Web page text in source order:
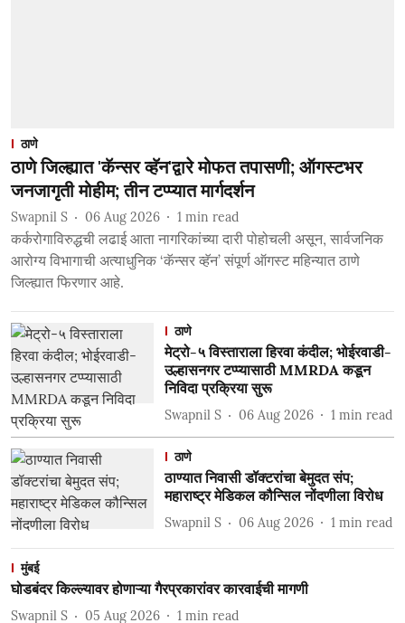
ठाणे
ठाण्यात निवासी डॉक्टरांचा बेमुदत संप;
महाराष्ट्र मेडिकल कौन्सिल नोंदणीला विरोध
Swapnil S 06 Aug 2026 1 min read
मुंबई
घोडबंदर किल्ल्यावर होणाऱ्या गैरप्रकारांवर कारवाईची मागणी
Swapnil S 05 Aug 2026 1 min read
ठाणे
ठाणे जिल्ह्यात 'कॅन्सर व्हॅन'द्वारे मोफत तपासणी; ऑगस्टभर
जनजागृती मोहीम; तीन टप्प्यात मार्गदर्शन
Swapnil S 06 Aug 2026 1 min read
कर्करोगाविरुद्धची लढाई आता नागरिकांच्या दारी पोहोचली असून, सार्वजनिक
आरोग्य विभागाची अत्याधुनिक ‘कॅन्सर व्हॅन’ संपूर्ण ऑगस्ट महिन्यात ठाणे
जिल्ह्यात फिरणार आहे.
ठाणे
मेट्रो-५ विस्ताराला हिरवा कंदील; भोईरवाडी-
उल्हासनगर टप्प्यासाठी MMRDA कडून
निविदा प्रक्रिया सुरू
Swapnil S 06 Aug 2026 1 min read